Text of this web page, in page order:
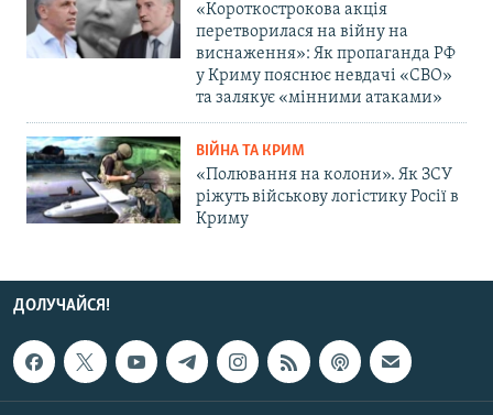
«Короткострокова акція
перетворилася на війну на
виснаження»: Як пропаганда РФ
у Криму пояснює невдачі «СВО»
та залякує «мінними атаками»
ВІЙНА ТА КРИМ
«Полювання на колони». Як ЗСУ
ріжуть військову логістику Росії в
Криму
ДОЛУЧАЙСЯ!